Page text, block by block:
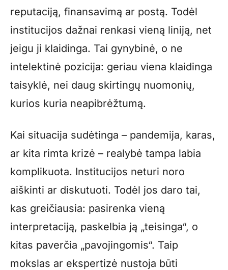
reputaciją, finansavimą ar postą. Todėl
institucijos dažnai renkasi vieną liniją, net
jeigu ji klaidinga. Tai gynybinė, o ne
intelektinė pozicija: geriau viena klaidinga
taisyklė, nei daug skirtingų nuomonių,
kurios kuria neapibrėžtumą.
Kai situacija sudėtinga – pandemija, karas,
ar kita rimta krizė – realybė tampa labia
komplikuota. Institucijos neturi noro
aiškinti ar diskutuoti. Todėl jos daro tai,
kas greičiausia: pasirenka vieną
interpretaciją, paskelbia ją „teisinga“, o
kitas paverčia „pavojingomis“. Taip
mokslas ar ekspertizė nustoja būti